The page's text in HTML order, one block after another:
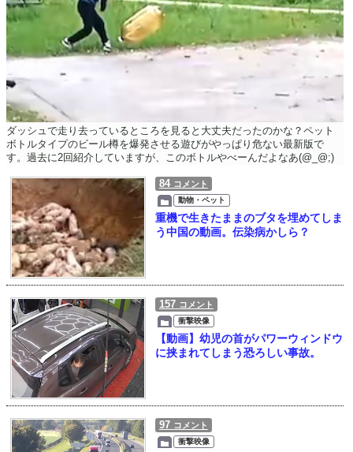
ダッシュで走り去っているところを見ると大丈夫だったのかな？ペット
ボトルタイプのビール樽を爆発させる遊びがやっぱり危ない最新版で
す。過去に2回紹介していますが、このボトルやべーんだよなあ(@_@;)
84 コメント
動物・ペット
重機で生きたままのブタを埋めてしま
う中国の動画。伝染病かしら？
157 コメント
衝撃映像
【動画】幼児の首がパワーウィンドウ
に挟まれてしまう恐ろしい事故。
97 コメント
衝撃映像